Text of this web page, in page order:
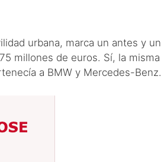
urbana, marca un antes y un
millones de euros. Sí, la misma
a BMW y Mercedes-Benz.